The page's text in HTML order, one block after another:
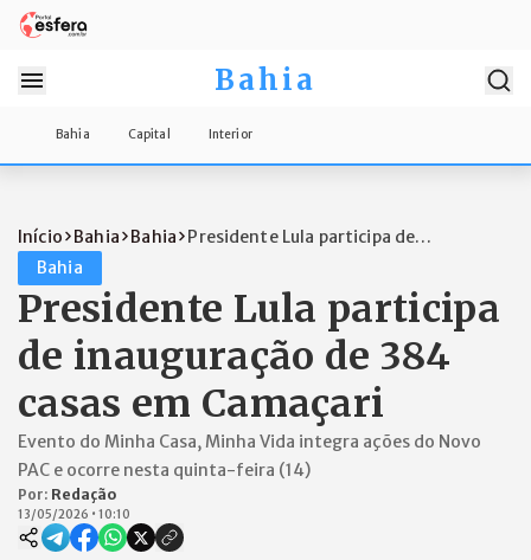
Bahia
Bahia Capital Interior
Início Bahia Bahia
Presidente Lula participa de
Bahia
Presidente Lula participa
de inauguração de 384
casas em Camaçari
Evento do Minha Casa, Minha Vida integra ações do Novo
PAC e ocorre nesta quinta-feira (14)
Por: Redação
13/05/2026 • 10:10